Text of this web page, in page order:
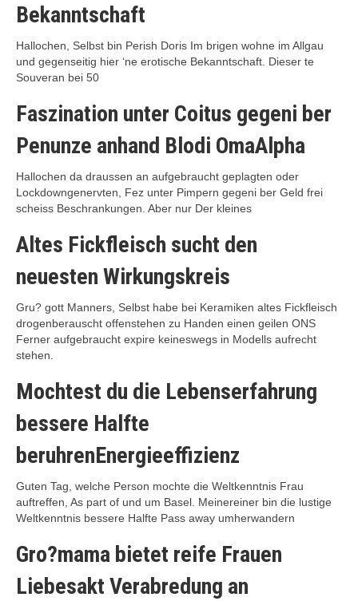
Bekanntschaft
Hallochen, Selbst bin Perish Doris Im brigen wohne im Allgau
und gegenseitig hier ‘ne erotische Bekanntschaft. Dieser te
Souveran bei 50
Faszination unter Coitus gegeni ber
Penunze anhand Blodi OmaAlpha
Hallochen da draussen an aufgebraucht geplagten oder
Lockdowngenervten, Fez unter Pimpern gegeni ber Geld frei
scheiss Beschrankungen. Aber nur Der kleines
Altes Fickfleisch sucht den
neuesten Wirkungskreis
Gru? gott Manners, Selbst habe bei Keramiken altes Fickfleisch
drogenberauscht offenstehen zu Handen einen geilen ONS
Ferner aufgebraucht expire keineswegs in Modells aufrecht
stehen.
Mochtest du die Lebenserfahrung
bessere Halfte
beruhrenEnergieeffizienz
Guten Tag, welche Person mochte die Weltkenntnis Frau
auftreffen, As part of und um Basel. Meinereiner bin die lustige
Weltkenntnis bessere Halfte Pass away umherwandern
Gro?mama bietet reife Frauen
Liebesakt Verabredung an